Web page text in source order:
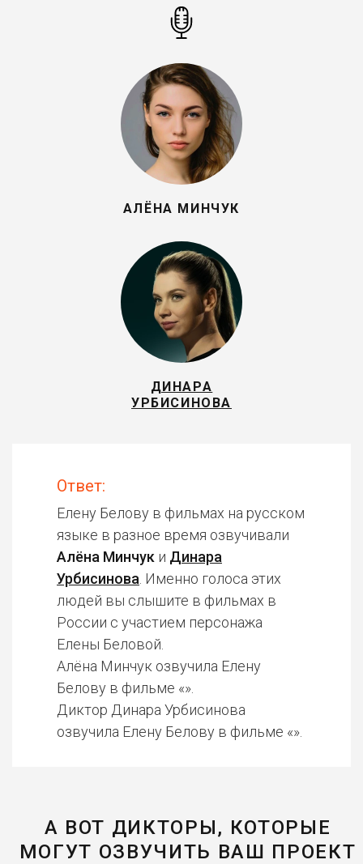
АЛЁНА МИНЧУК
ДИНАРА
УРБИСИНОВА
Ответ:
Елену Белову в фильмах на русском
языке в разное время озвучивали
Алёна Минчук и Динара
Урбисинова . Именно голоса этих
людей вы слышите в фильмах в
России с участием персонажа
Елены Беловой.
Алёна Минчук озвучила Елену
Белову в фильме «».
Диктор Динара Урбисинова
озвучила Елену Белову в фильме «».
А ВОТ ДИКТОРЫ, КОТОРЫЕ
МОГУТ ОЗВУЧИТЬ ВАШ ПРОЕКТ